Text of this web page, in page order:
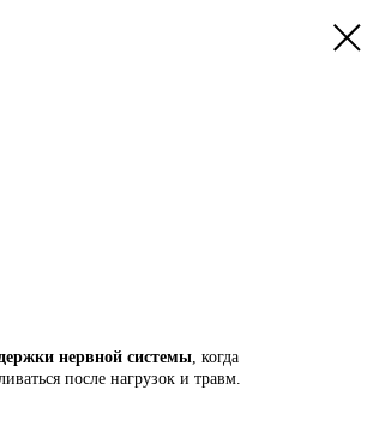
нервной системы , когда
после нагрузок и травм.